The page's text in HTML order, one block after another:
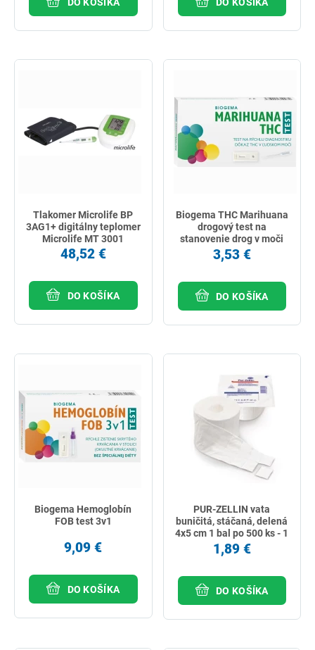
Tlakomer Microlife BP
3AG1+ digitálny teplomer
Microlife MT 3001
48,52 €
DO KOŠÍKA
Biogema THC Marihuana
drogový test na
stanovenie drog v moči
1ks
3,53 €
DO KOŠÍKA
Biogema Hemoglobín
FOB test 3v1
9,09 €
DO KOŠÍKA
PUR-ZELLIN vata
buničitá, stáčaná, delená
4x5 cm 1 bal po 500 ks - 1
kotúč
1,89 €
DO KOŠÍKA